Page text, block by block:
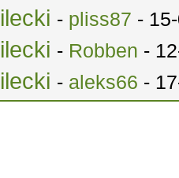
- pliss87 -
- Robben -
- aleks66 -